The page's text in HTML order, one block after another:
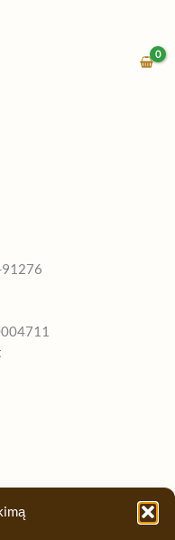
91276
|Политика cookie